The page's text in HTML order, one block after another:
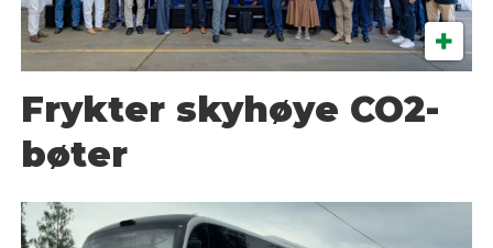
Frykter skyhøye CO2-
bøter